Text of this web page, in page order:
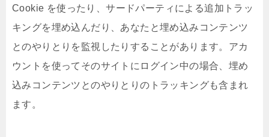
Cookie を使ったり、サードパーティによる追加トラッ
キングを埋め込んだり、あなたと埋め込みコンテンツ
とのやりとりを監視したりすることがあります。アカ
ウントを使ってそのサイトにログイン中の場合、埋め
込みコンテンツとのやりとりのトラッキングも含まれ
ます。